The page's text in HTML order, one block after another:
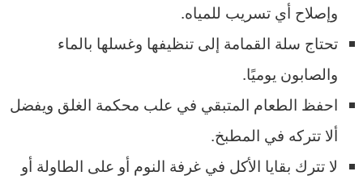
وإصلاح أي تسريب للمياه.
تحتاج سلة القمامة إلى تنظيفها وغسلها بالماء
والصابون يوميًا.
احفظ الطعام المتبقي في علب محكمة الغلق ويفضل
ألا تتركه في المطبخ.
لا تترك بقايا الأكل في غرفة النوم أو على الطاولة أو